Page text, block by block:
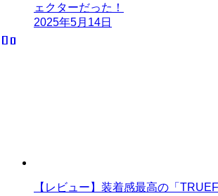
ェクターだった！
2025年5月14日
【レビュー】装着感最高の「